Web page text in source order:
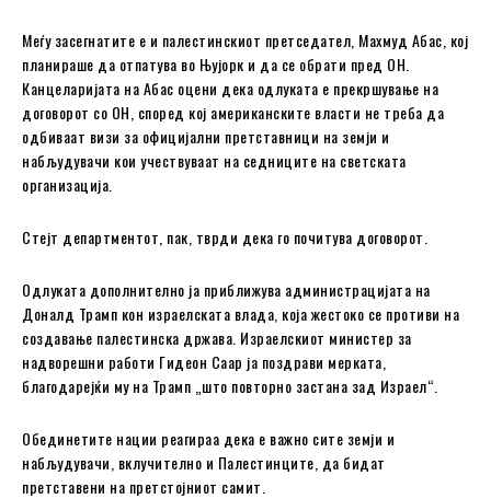
Меѓу засегнатите е и палестинскиот претседател, Махмуд Абас, кој
планираше да отпатува во Њујорк и да се обрати пред ОН.
Канцеларијата на Абас оцени дека одлуката е прекршување на
договорот со ОН, според кој американските власти не треба да
одбиваат визи за официјални претставници на земји и
набљудувачи кои учествуваат на седниците на светската
организација.
Стејт департментот, пак, тврди дека го почитува договорот.
Одлуката дополнително ја приближува администрацијата на
Доналд Трамп кон израелската влада, која жестоко се противи на
создавање палестинска држава. Израелскиот министер за
надворешни работи Гидеон Саар ја поздрави мерката,
благодарејќи му на Трамп „што повторно застана зад Израел“.
Обединетите нации реагираа дека е важно сите земји и
набљудувачи, вклучително и Палестинците, да бидат
претставени на претстојниот самит.